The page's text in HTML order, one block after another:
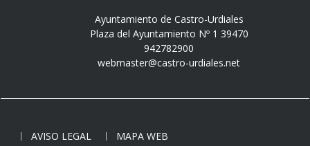
Ayuntamiento de Castro-Urdiales
Plaza del Ayuntamiento Nº 1 39470
942782900
webmaster@castro-urdiales.net
AVISO LEGAL
MAPA WEB